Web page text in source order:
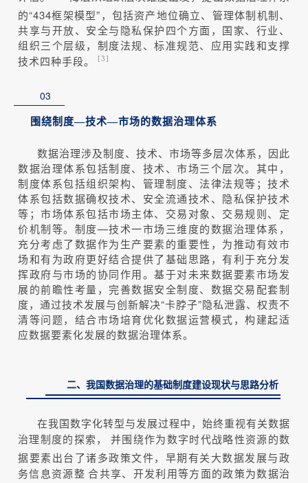
的“434框架模型”，包括资产地位确立、管理体制机制、
共享与开放、安全与隐私保护四个方面，国家、行业、
组织三个层级，制度法规、标准规范、应用实践和支撑
技术四种手段。
[3]
03
围绕制度—技术—市场的数据治理体系
数据治理涉及制度、技术、市场等多层次体系，因此
数据治理体系包括制度、技术、市场三个层次。其中，
制度体系包括组织架构、管理制度、法律法规等；技术
体系包括数据确权技术、安全流通技术、隐私保护技术
等；市场体系包括市场主体、交易对象、交易规则、定
价机制等。制度—技术一市场三维度的数据治理体系，
充分考虑了数据作为生产要素的重要性，为推动有效市
场和有为政府更好结合提供了基础思路，有利于充分发
挥政府与市场的协同作用。基于对未来数据要素市场发
展的前瞻性考量，完善数据安全制度、数据交易配套制
度，通过技术发展与创新解决“卡脖子”隐私泄露、权责不
清等问题，结合市场培育优化数据运营模式，构建起适
应数据要素化发展的数据治理体系。
二、我国数据治理的基础制度建设现状与思路分析
在我国数字化转型与发展过程中，始终重视有关数据
治理制度的探索，
并围绕作为数字时代战略性资源的数
据要素出台了诸多政策文件，早期有关大数据发展与政
务信息资源整 合共享、开发利用等方面的政策为数据治